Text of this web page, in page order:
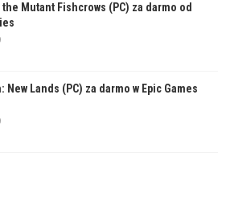
Mutant Fishcrows (PC) za darmo od
New Lands (PC) za darmo w Epic Games